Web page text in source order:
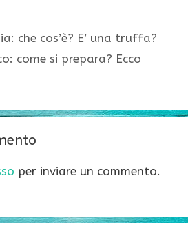
che cos’è? E’ una truffa?
come si prepara? Ecco
per inviare un commento.